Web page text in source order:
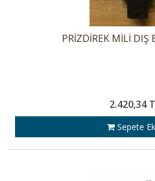
PRİZDİREK MİLİ DIŞ
2.420,34
Sepete